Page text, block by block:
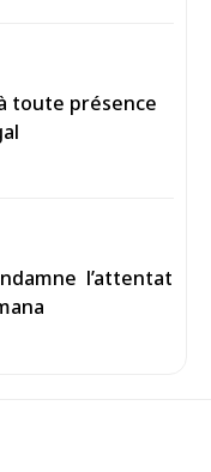
toute présence
l’attentat